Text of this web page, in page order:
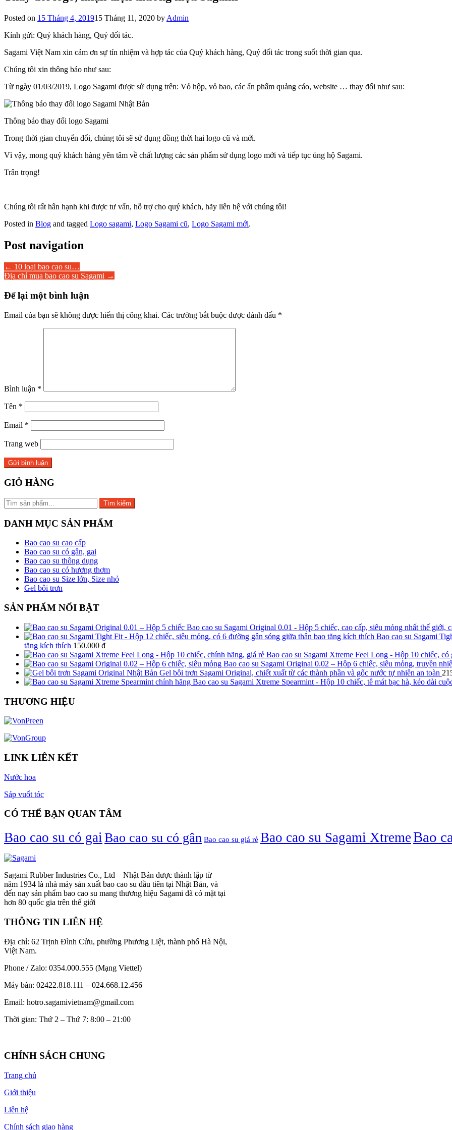
Posted on 15 Tháng 4, 201915 Tháng 11, 2020 by Admin
Kính gửi: Quý khách hàng, Quý đối tác.
Sagami Việt Nam xin cảm ơn sự tín nhiệm và hợp tác của Quý khách hàng, Quý đối tác trong suốt thời gian qua.
Chúng tôi xin thông báo như sau:
Từ ngày 01/03/2019, Logo Sagami được sử dụng trên: Vỏ hộp, vỏ bao, các ấn phẩm quảng cáo, website … thay đổi như sau:
Thông báo thay đổi logo Sagami
Trong thời gian chuyển đổi, chúng tôi sẽ sử dụng đồng thời hai logo cũ và mới.
Vì vậy, mong quý khách hàng yên tâm về chất lượng các sản phẩm sử dụng logo mới và tiếp tục ủng hộ Sagami.
Trân trọng!
Chúng tôi rất hân hạnh khi được tư vấn, hỗ trợ cho quý khách, hãy liên hệ với chúng tôi!
Posted in Blog and tagged Logo sagami, Logo Sagami cũ, Logo Sagami mới.
Post navigation
← 10 loại bao cao su…
Địa chỉ mua bao cao su Sagami →
Để lại một bình luận
Email của bạn sẽ không được hiển thị công khai. Các trường bắt buộc được đánh dấu *
Bình luận *
Tên *
Email *
Trang web
GIỎ HÀNG
Tìm
kiếm:
Tìm kiếm
DANH MỤC SẢN PHẨM
Bao cao su cao cấp
Bao cao su có gân, gai
Bao cao su thông dụng
Bao cao su có hương thơm
Bao cao su Size lớn, Size nhỏ
Gel bôi trơn
SẢN PHẨM NỔI BẬT
Bao cao su Sagami Original 0.01 - Hộp 5 chiếc, cao cấp, siêu mỏng nhất thế giới,
Bao cao su Sagami
tăng kích thích 150.000 ₫
Bao cao su Sagami Xtreme Feel Long - Hộp 10 chiếc,
Bao cao su Sagami Original 0.02 – Hộp 6 chiếc, siêu mỏng, truyền
Gel bôi trơn Sagami Original, chiết xuất từ các thành phần và gốc nước tự nhiên an toàn
Bao cao su Sagami Xtreme Spearmint - Hộp 10 chiếc, tê mát bạc hà, kéo dài
THƯƠNG HIỆU
LINK LIÊN KẾT
Nước hoa
Sáp vuốt tóc
CÓ THỂ BẠN QUAN TÂM
Bao cao su có gaiBao cao su có gân Bao cao su giá rẻ Bao cao su Sagami XtremeBao
Sagami Rubber Industries Co., Ltd – Nhật Bản được thành lập từ
năm 1934 là nhà máy sản xuất bao cao su đầu tiên tại Nhật Bản, và
đến nay sản phẩm bao cao su mang thương hiệu Sagami đã có mặt tại
hơn 80 quốc gia trên thế giới
THÔNG TIN LIÊN HỆ
Địa chỉ: 62 Trịnh Đình Cửu, phường Phương Liệt, thành phố Hà Nội,
Việt Nam.
Phone / Zalo: 0354.000.555 (Mạng Viettel)
Máy bàn: 02422.818.111 – 024.668.12.456
Email: hotro.sagamivietnam@gmail.com
Thời gian: Thứ 2 – Thứ 7: 8:00 – 21:00
CHÍNH SÁCH CHUNG
Trang chủ
Giới thiệu
Liên hệ
Chính sách giao hàng